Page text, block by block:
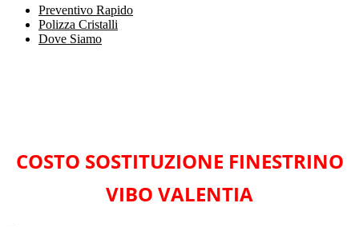
Preventivo Rapido
Polizza Cristalli
Dove Siamo
COSTO SOSTITUZIONE FINESTRINO
VIBO VALENTIA